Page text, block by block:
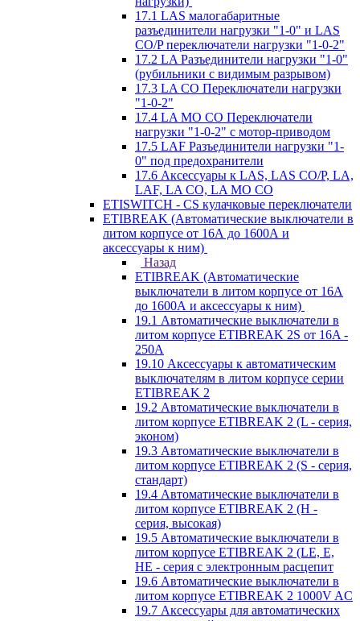
17.1 LAS малогабаритные
разъединители нагрузки "1-0" и LAS
CO/P переключатели нагрузки "1-0-2"
17.2 LA Разъединители нагрузки "1-0"
(рубильники с видимым разрывом)
17.3 LA CO Переключатели нагрузки
"1-0-2"
17.4 LA MO CO Переключатели
нагрузки "1-0-2" с мотор-приводом
17.5 LAF Разъединители нагрузки "1-
0" под предохранители
17.6 Аксессуары к LAS, LAS CO/P, LA,
LAF, LA CO, LA MO CO
ETISWITCH - CS кулачковые переключатели
ETIBREAK (Автоматические выключатели в
литом корпусе от 16А до 1600А и
аксессуары к ним)
Назад
ETIBREAK (Автоматические
выключатели в литом корпусе от 16А
до 1600А и аксессуары к ним)
19.1 Автоматические выключатели в
литом корпусе ETIBREAK 2S от 16A -
250A
19.10 Аксессуары к автоматическим
выключателям в литом корпусе серии
ETIBREAK 2
19.2 Автоматические выключатели в
литом корпусе ETIBREAK 2 (L - серия,
эконом)
19.3 Автоматические выключатели в
литом корпусе ETIBREAK 2 (S - серия,
стандарт)
19.4 Автоматические выключатели в
литом корпусе ETIBREAK 2 (H -
серия, высокая)
19.5 Автоматические выключатели в
литом корпусе ETIBREAK 2 (LE, E,
HE - серия с электронным расцепит
19.6 Автоматические выключатели в
литом корпусе ETIBREAK 2 1000V AC
19.7 Аксессуары для автоматических